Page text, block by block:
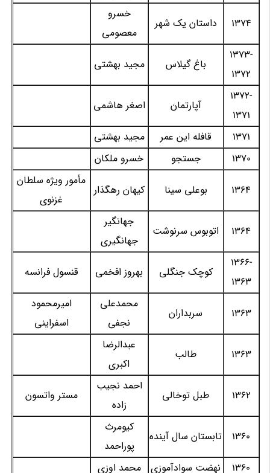
1374 داستان یک شهر
خسرو
معصومی
1373-
1372
باغ گیلاس مجید بهشتی
1372-
1371
آپارتمان اصغر هاشمی
1371 قافله این عمر
مجید بهشتی
1370
جستجو خسرو ملکان
1364 بوعلی سینا کیهان رهگذار
مأمور ویژه سلطان
غزنوی
1364 اتوبوس سرنوشت
جهانگیر
جهانگیری
1366-
1363
کوچک جنگلی بهروز افخمی قنسول فرانسه
1363 سربداران
محمدعلی
نجفی
امیرمحمود
اسفراینی
1363 طالب
عبدالرضا
اکبری
1362 طبل توخالی
احمد نجیب
زاده
مستر واتسون
1360 تابستان سال آینده
کیومرث
پوراحمد
1360
نهضت سوادآموزی
محمد اوزی